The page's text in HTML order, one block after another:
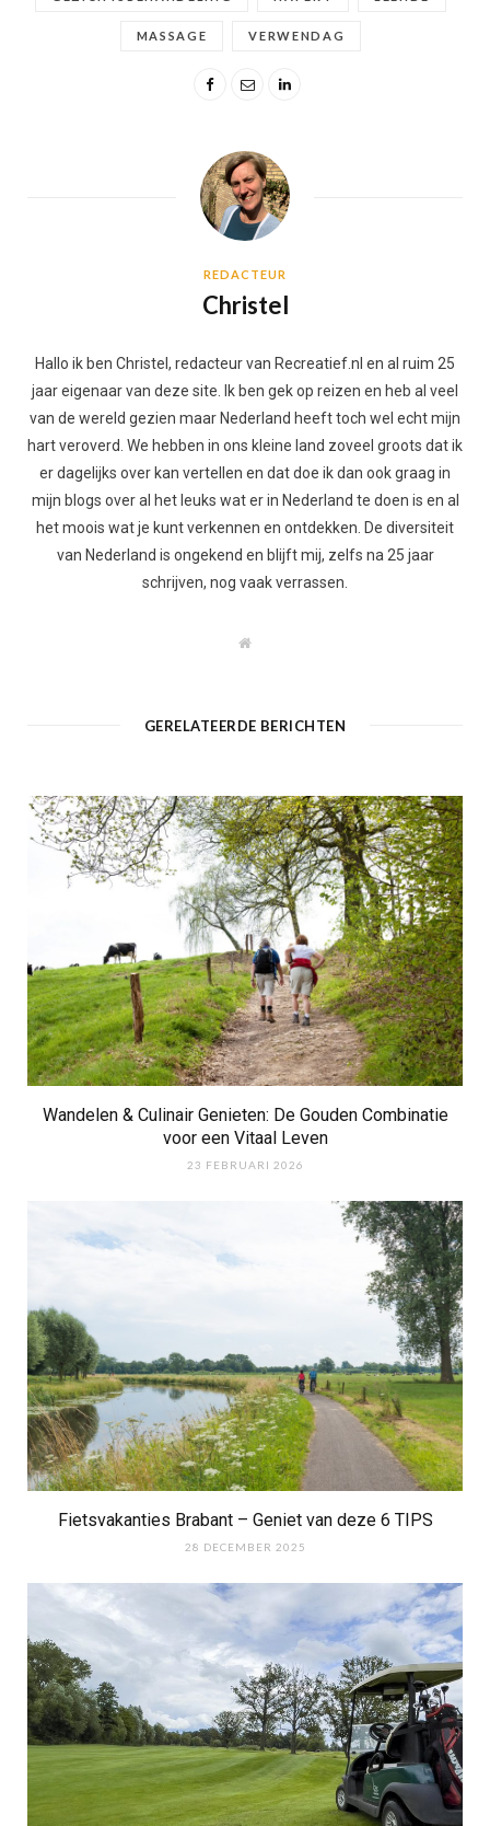
MASSAGE VERWENDAG
REDACTEUR
Christel
Hallo ik ben Christel, redacteur van Recreatief.nl en al ruim 25
jaar eigenaar van deze site. Ik ben gek op reizen en heb al veel
van de wereld gezien maar Nederland heeft toch wel echt mijn
hart veroverd. We hebben in ons kleine land zoveel groots dat ik
er dagelijks over kan vertellen en dat doe ik dan ook graag in
mijn blogs over al het leuks wat er in Nederland te doen is en al
het moois wat je kunt verkennen en ontdekken. De diversiteit
van Nederland is ongekend en blijft mij, zelfs na 25 jaar
schrijven, nog vaak verrassen.
W
e
GERELATEERDE BERICHTEN
Wandelen & Culinair Genieten: De Gouden Combinatie
voor een Vitaal Leven
23 FEBRUARI 2026
Fietsvakanties Brabant – Geniet van deze 6 TIPS
28 DECEMBER 2025